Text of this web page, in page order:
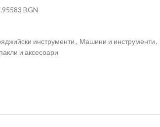
BGN
инструменти, Машини и инструменти,
и аксесоари